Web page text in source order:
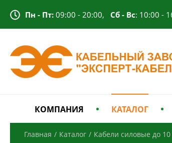
Пн - Пт: 09:00 - 20:00, Сб - Вс: 10:00 -
КОМПАНИЯ КАТАЛОГ
Главная / Каталог / Кабели силовые до 10